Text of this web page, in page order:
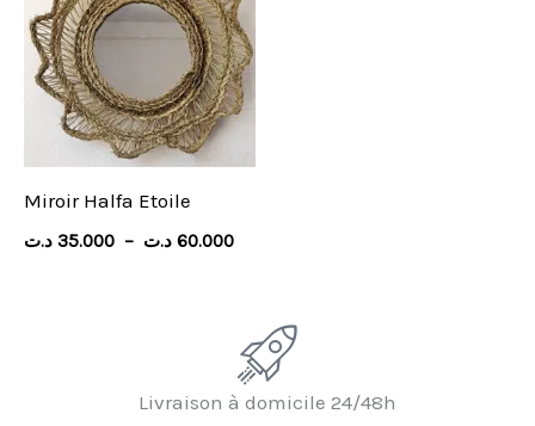
Miroir Halfa Etoile
35.000 د.ت – 60.000 د.ت
35.000 د.ت
à
Livraison à domicile 24/48h